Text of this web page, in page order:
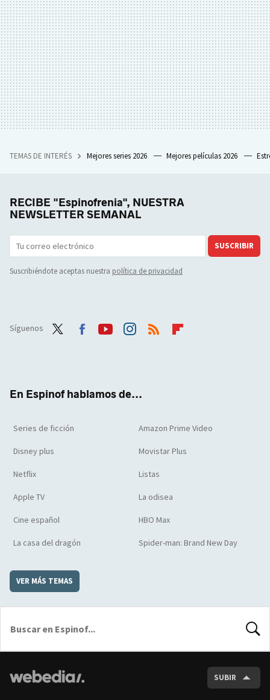
TEMAS DE INTERÉS Mejores series 2026 Mejores películas 2026
RECIBE "Espinofrenia", NUESTRA
NEWSLETTER SEMANAL
SUSCRIBIR
Suscribiéndote aceptas nuestra política de privacidad
Síguenos
En Espinof hablamos de...
Series de ficción Amazon Prime Video
Disney plus Movistar Plus
Netflix Listas
Apple TV La odisea
Cine español HBO Max
La casa del dragón Spider-man: Brand New Day
VER MÁS TEMAS
SUBIR